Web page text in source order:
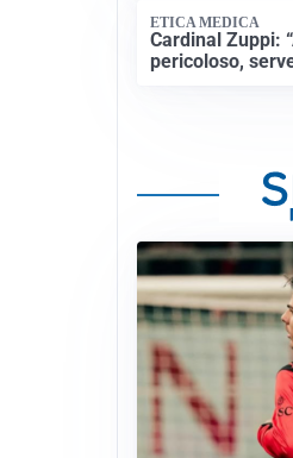
ETICA MEDICA
Cardinal Zuppi:
pericoloso,